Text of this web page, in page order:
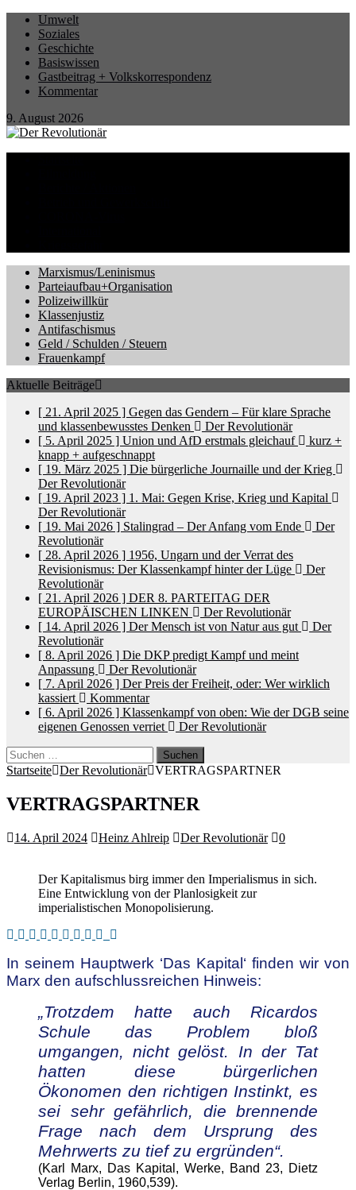
Umwelt
Soziales
Geschichte
Basiswissen
Gastbeitrag + Volkskorrespondenz
Kommentar
9. August 2026
Marxismus/Leninismus
Parteiaufbau+Organisation
Polizeiwillkür
Klassenjustiz
Antifaschismus
Geld / Schulden / Steuern
Frauenkampf
Aktuelle Beiträge
[ 21. April 2025 ] Gegen das Gendern – Für klare Sprache
und klassenbewusstes Denken
Der Revolutionär
[ 5. April 2025 ] Union und AfD erstmals gleichauf
kurz +
knapp + aufgeschnappt
[ 19. März 2025 ] Die bürgerliche Journaille und der Krieg
Der Revolutionär
[ 19. April 2023 ] 1. Mai: Gegen Krise, Krieg und Kapital
Der Revolutionär
[ 19. Mai 2026 ] Stalingrad – Der Anfang vom Ende
Der
Revolutionär
[ 28. April 2026 ] 1956, Ungarn und der Verrat des
Revisionismus: Der Klassenkampf hinter der Lüge
Der
Revolutionär
[ 21. April 2026 ] DER 8. PARTEITAG DER
EUROPÄISCHEN LINKEN
Der Revolutionär
[ 14. April 2026 ] Der Mensch ist von Natur aus gut
Der
Revolutionär
[ 8. April 2026 ] Die DKP predigt Kampf und meint
Anpassung
Der Revolutionär
[ 7. April 2026 ] Der Preis der Freiheit, oder: Wer wirklich
kassiert
Kommentar
[ 6. April 2026 ] Klassenkampf von oben: Wie der DGB seine
eigenen Genossen verriet
Der Revolutionär
Suchen
nach:
Startseite Der Revolutionär VERTRAGSPARTNER
VERTRAGSPARTNER
14. April 2024 Heinz Ahlreip Der Revolutionär 0
Der Kapitalismus birg immer den Imperialismus in sich.
Eine Entwicklung von der Planlosigkeit zur
imperialistischen Monopolisierung.
In seinem Hauptwerk ‘Das Kapital‘ finden wir von
Marx den aufschlussreichen Hinweis:
„Trotzdem hatte auch Ricardos
Schule das Problem bloß
umgangen, nicht gelöst. In der Tat
hatten diese bürgerlichen
Ökonomen den richtigen Instinkt, es
sei sehr gefährlich, die brennende
Frage nach dem Ursprung des
Mehrwerts zu tief zu ergründen“.
(Karl Marx, Das Kapital, Werke, Band 23, Dietz
Verlag Berlin, 1960,539).